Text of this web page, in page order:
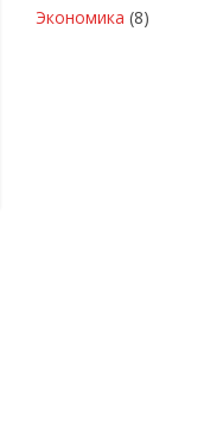
Экономика (8)